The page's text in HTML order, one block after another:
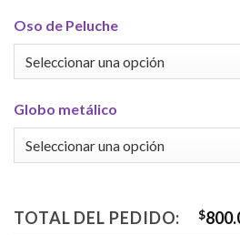
Oso de Peluche
Globo metálico
TOTAL DEL PEDIDO: $